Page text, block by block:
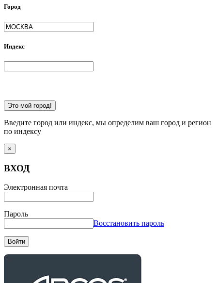
Город
Индекс
Это мой город!
Введите город или индекс, мы определим ваш город и регион
по индексу
×
ВХОД
Электронная почта
Пароль
Восстановить пароль
Войти